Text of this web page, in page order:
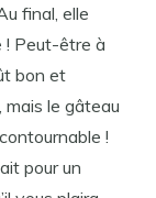
final, elle
! Peut-être à
bon et
mais le gâteau
!
pour un